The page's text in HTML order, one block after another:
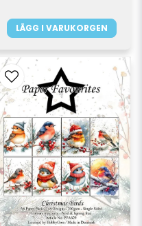
LÄGG I VARUKORGEN